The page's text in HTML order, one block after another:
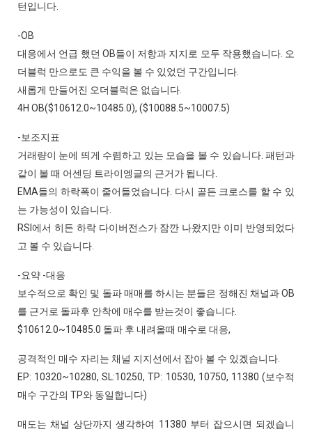
턴입니다.
-OB
대응에서 언급 했던 OB들이 저항과 지지로 모두 작용했습니다. 오
더블럭 만으로도 큰 수익을 볼 수 있었던 구간입니다.
새롭게 만들어진 오더블럭은 없습니다.
4H OB($10612.0~10485.0), ($10088.5~10007.5)
-보조지표
거래량이 눈에 띄게 수렴하고 있는 모습을 볼 수 있습니다. 패턴과
같이 볼 때 어센딩 트라이엥글의 근거가 됩니다.
EMA들의 하락폭이 줄어들었습니다. 다시 골든 크로스를 할 수 있
는 가능성이 있습니다.
RSI에서 히든 하락 다이버전스가 잠깐 나왔지만 이미 반영되었다
고 볼 수 있습니다.
-요약 -대응
보수적으로 확인 및 돌파 매매를 하시는 분들은 정해진 채널과 OB
를 근거로 돌파후 안착에 매수를 받는것이 좋습니다.
$10612.0~10485.0 돌파 후 내려올때 매수로 대응,
공격적인 매수 자리는 채널 지지선에서 잡아 볼 수 있겠습니다.
EP: 10320~10280, SL:10250, TP: 10530, 10750, 11380 (보수적
매수 구간의 TP와 동일합니다)
매도는 채널 상단까지 생각하여 11380 부터 잡으시면 되겠습니